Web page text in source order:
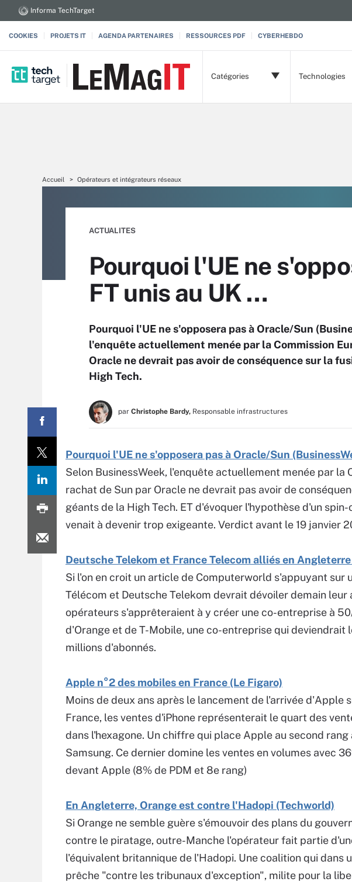
Informa TechTarget
COOKIES PROJETS IT AGENDA PARTENAIRES RESSOURCES PDF CYBERHEBDO
Catégories Technologies
Accueil Opérateurs et intégrateurs réseaux
ACTUALITES
Pourquoi l'UE ne
FT unis au UK …
Pourquoi l'UE ne s'opposera pas à Oracle/Sun
l'enquête actuellement menée par la Commission
Oracle ne devrait pas avoir de conséquence sur la
High Tech.
par Christophe Bardy, Responsable infrastructures
Pourquoi l'UE ne s'opposera pas à Oracle/Sun
Selon BusinessWeek, l'enquête actuellement menée par la
rachat de Sun par Oracle ne devrait pas avoir de
géants de la High Tech. ET d'évoquer l'hypothèse d'un
venait à devenir trop exigeante. Verdict avant le 19 janvier
Deutsche Telekom et France Telecom alliés en
Si l'on en croit un article de Computerworld s'appuyant sur
Télécom et Deutsche Telekom devrait dévoiler demain leur
opérateurs s'apprêteraient à y créer une co-entreprise à
d'Orange et de T-Mobile, une co-entreprise qui deviendrait
millions d'abonnés.
Apple n°2 des mobiles en France (Le Figaro)
Moins de deux ans après le lancement de l'arrivée d'Apple
France, les ventes d'iPhone représenterait le quart des
dans l'hexagone. Un chiffre qui place Apple au second
Samsung. Ce dernier domine les ventes en volumes avec
devant Apple (8% de PDM et 8e rang)
En Angleterre, Orange est contre l'Hadopi (Techworld)
Si Orange ne semble guère s'émouvoir des plans du
contre le piratage, outre-Manche l'opérateur fait partie
l'équivalent britannique de l'Hadopi. Une coalition qui dans
prêche "contre les tribunaux d'exception", milite pour la